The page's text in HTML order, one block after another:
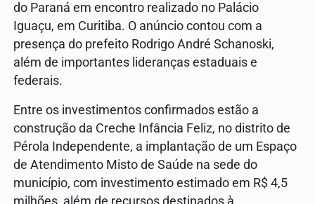
do Paraná em encontro realizado no Palácio
Iguaçu, em Curitiba. O anúncio contou com a
presença do prefeito Rodrigo André Schanoski,
além de importantes lideranças estaduais e
federais.
Entre os investimentos confirmados estão a
construção da Creche Infância Feliz, no distrito de
Pérola Independente, a implantação de um Espaço
de Atendimento Misto de Saúde na sede do
município, com investimento estimado em R$ 4,5